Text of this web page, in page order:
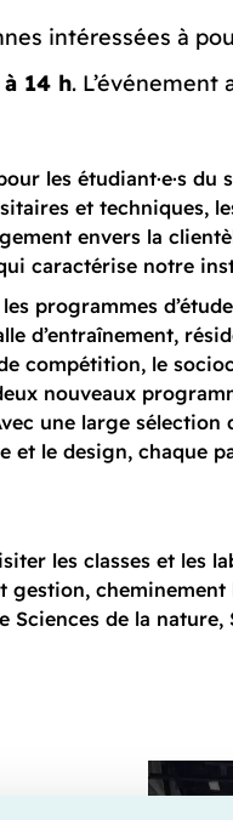
intéressées à
14 h.
les étudiant·e·s du
et techniques,
envers la
caractérise notre
programmes
d’entraînement,
compétition, le
nouveaux
une large
et le design, chaque
les classes et
gestion,
de la